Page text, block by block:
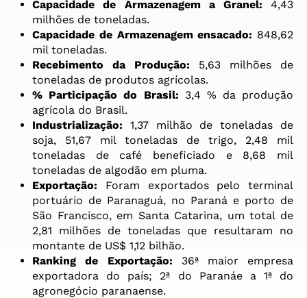
Capacidade de Armazenagem a Granel: 4,43
milhões de toneladas.
Capacidade de Armazenagem ensacado: 848,62
mil toneladas.
Recebimento da Produção: 5,63 milhões de
toneladas de produtos agrícolas.
% Participação do Brasil: 3,4 % da produção
agrícola do Brasil.
Industrialização: 1,37 milhão de toneladas de
soja, 51,67 mil toneladas de trigo, 2,48 mil
toneladas de café beneficiado e 8,68 mil
toneladas de algodão em pluma.
Exportação: Foram exportados pelo terminal
portuário de Paranaguá, no Paraná e porto de
São Francisco, em Santa Catarina, um total de
2,81 milhões de toneladas que resultaram no
montante de US$ 1,12 bilhão.
Ranking de Exportação: 36ª maior empresa
exportadora do país; 2ª do Paranáe a 1ª do
agronegócio paranaense.